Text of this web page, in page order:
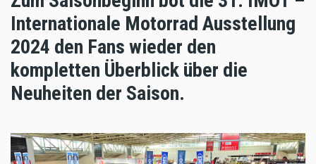
Internationale Motorrad Ausstellung
2024 den Fans wieder den
kompletten Überblick über die
Neuheiten der Saison.